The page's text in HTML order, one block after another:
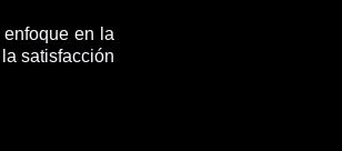
en la
satisfacción